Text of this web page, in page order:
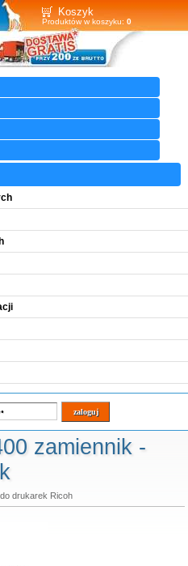
Koszyk
Produktów w koszyku: 0
zamiennik -
drukarek Ricoh